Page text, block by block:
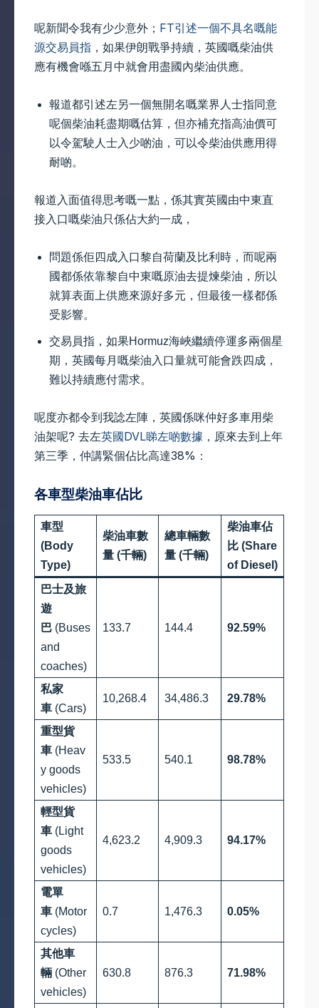
呢新聞令我有少少意外； FT引述一個不具名嘅能
源交易員指 ，如果伊朗戰爭持續，英國嘅柴油供
應有機會喺五月中就會用盡國內柴油供應。
報道都引述左另一個無開名嘅業界人士指同意
呢個柴油耗盡期嘅估算，但亦補充指高油價可
以令駕駛人士入少啲油，可以令柴油供應用得
耐啲。
報道入面值得思考嘅一點，係其實英國由中東直
接入口嘅柴油只係佔大約一成，
問題係佢四成入口黎自荷蘭及比利時，而呢兩
國都係依靠黎自中東嘅原油去提煉柴油，所以
就算表面上供應來源好多元，但最後一樣都係
受影響。
交易員指，如果Hormuz海峽繼續停運多兩個星
期，英國每月嘅柴油入口量就可能會跌四成，
難以持續應付需求。
呢度亦都令到我諗左陣，英國係咪仲好多車用柴
油架呢? 去左英國DVL睇左啲數據 ，原來去到上年
第三季，仲講緊個佔比高達38%：
各車型柴油車佔比
車型
(Body
Type)
柴油車數
量 (千輛)
總車輛數
量 (千輛)
柴油車佔
比 (Share
of Diesel)
巴士及旅
遊
巴 (Buses
and
coaches)
133.7 144.4 92.59%
私家
車 (Cars)
10,268.4 34,486.3 29.78%
重型貨
車 (Heav
y goods
vehicles)
533.5 540.1 98.78%
輕型貨
車 (Light
goods
vehicles)
4,623.2 4,909.3 94.17%
電單
車 (Motor
cycles)
0.7 1,476.3 0.05%
其他車
輛 (Other
vehicles)
630.8 876.3 71.98%